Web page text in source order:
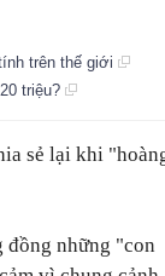
trên thế giới
triệu?
sẻ lại khi
đồng những "con